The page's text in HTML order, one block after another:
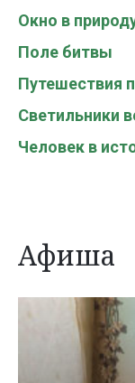
Окно в
Поле битвы
Путешествия
Светильники
Человек в
Афиша